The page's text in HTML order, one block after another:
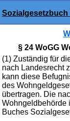
Sozialgesetzbuch
§ 24 WoGG
(1) Zuständig für
nach Landesrecht
kann diese
des
übertragen. Die
Wohngeldbehörde
Buches